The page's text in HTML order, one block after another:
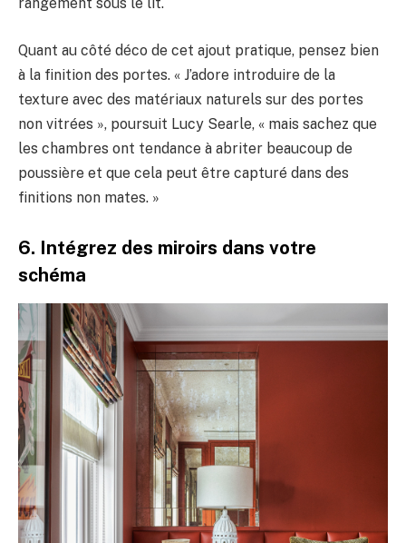
Quant au côté déco de cet ajout pratique, pensez bien
à la finition des portes. « J’adore introduire de la
texture avec des matériaux naturels sur des portes
non vitrées », poursuit Lucy Searle, « mais sachez que
les chambres ont tendance à abriter beaucoup de
poussière et que cela peut être capturé dans des
finitions non mates. »
6. Intégrez des miroirs dans votre
schéma